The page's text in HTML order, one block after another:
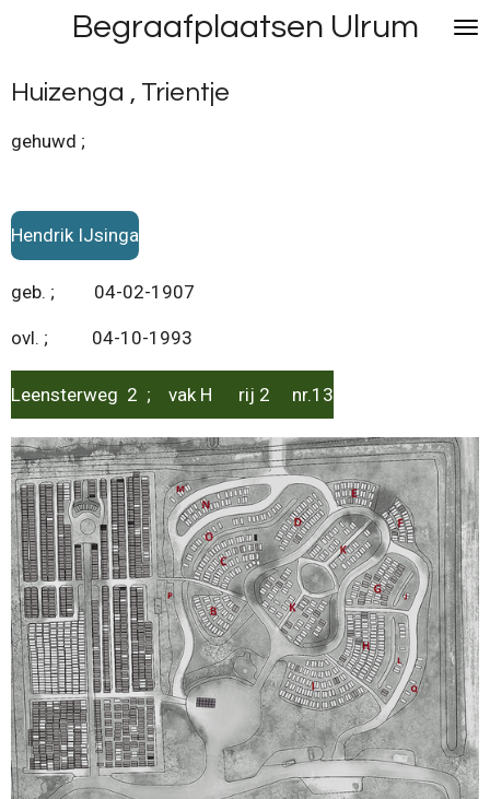
naar
de
hoofdinhoud
Begraafplaatsen Ulrum
Huizenga , Trientje
gehuwd ;
Hendrik IJsinga
geb. ; 04-02-1907
ovl. ; 04-10-1993
Leensterweg 2 ; vak H rij 2 nr.13